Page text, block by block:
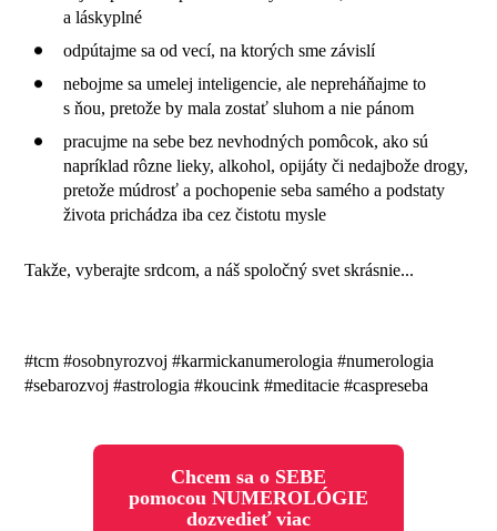
a láskyplné
odpútajme sa od vecí, na ktorých sme závislí
nebojme sa umelej inteligencie, ale nepreháňajme to
s ňou, pretože by mala zostať sluhom a nie pánom
pracujme na sebe bez nevhodných pomôcok, ako sú
napríklad rôzne lieky, alkohol, opijáty či nedajbože drogy,
pretože múdrosť a pochopenie seba samého a podstaty
života prichádza iba cez čistotu mysle
Takže, vyberajte srdcom, a náš spoločný svet skrásnie...
#tcm #osobnyrozvoj #karmickanumerologia #numerologia
#sebarozvoj #astrologia #koucink #meditacie #caspreseba
Chcem sa o SEBE
pomocou NUMEROLÓGIE
dozvedieť viac